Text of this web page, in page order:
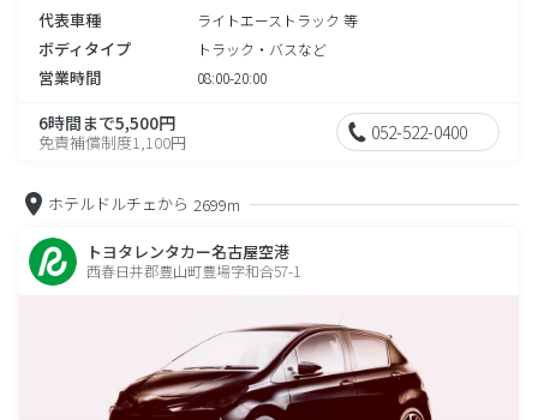
代表車種 ライトエーストラック 等
ボディタイプ トラック・バスなど
営業時間 08:00-20:00
6時間まで5,500円
免責補償制度1,100円 052-522-0400
ホテルドルチェから 2699m
トヨタレンタカー名古屋空港
西春日井郡豊山町豊場字和合57-1